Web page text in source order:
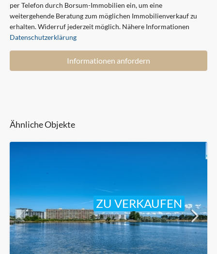
per Telefon durch Borsum-Immobilien ein, um eine
weitergehende Beratung zum möglichen Immobilienverkauf zu
erhalten. Widerruf jederzeit möglich. Nähere Informationen
Datenschutzerklärung
Informationen anfordern
Ähnliche Objekte
ZU VERKAUFEN